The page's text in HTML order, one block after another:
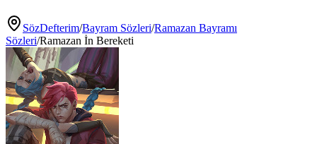
SözDefterim/Bayram Sözleri/Ramazan Bayramı
Sözleri/Ramazan İn Bereketi